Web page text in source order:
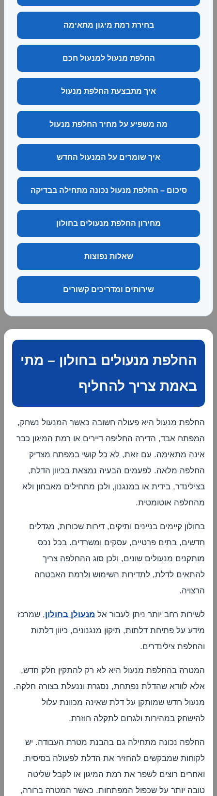
בחירת רמת מיגון מתאימה
החלפת מנעול למנעול חכם
איך מתבצעת החלפת מנעול
מה משפיע על מחיר החלפת מנעול
איך שומרים על המנעול החדש
סיכום – החלפת מנעול נכונה מתחילה בבדיקה
מחירון החלפת מנעולים בחולון
שאלות נפוצות
שירותים ומדריכים קשורים
החלפת מנעולים בחולון – מתי
באמת צריך להחליף
החלפת מנעול היא פעולה חשובה כאשר המנעול נשחק,
המפתח אבד, הדירה החליפה דיירים או רמת המיגון כבר
אינה מתאימה. עם זאת, לא כל קושי במפתח מצדיק
החלפה מלאה. לפעמים הבעיה נמצאת בכיוון הדלת,
בצילינדר, בידית או במנגנון, ולכן מתחילים מאבחון ולא
מהחלפה אוטומטית.
בחולון קיימים בניינים ותיקים, דירות שכורות, מגדלים
חדשים, בתים פרטיים, עסקים ומשרדים. בכל נכס
מותקנים מנעולים שונים, ולכן סוג ההחלפה צריך
להתאים לדלת, לתדירות השימוש ולרמת האבטחה
הרצויה.
לשירות רחב יותר ניתן לעבור אל מנעולן בחולון, שמרכז
מידע על פתיחת דלתות, תיקון מנגנונים, כיוון דלתות
והחלפת צילינדרים.
המטרה בהחלפת מנעול היא לא רק להתקין חלק חדש,
אלא לוודא שהדלת נפתחת, נסגרת וננעלת בצורה חלקה.
מנעול חדש שמותקן על דלת שאינה מכוונת עלול
להישחק במהירות ולגרום לתקלה חוזרת.
החלפה נכונה מתחילה גם בהבנת מטרת העבודה. יש
לקוחות שמבקשים להחזיר את הדלת לפעולה בסיסית,
ואחרים רוצים לשפר את רמת המיגון או לקבל שליטה
טובה יותר על שכפול המפתחות. כאשר המטרה ברורה,